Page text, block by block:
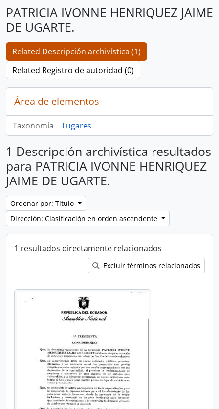
PATRICIA IVONNE HENRIQUEZ JAIME
DE UGARTE.
Related Descripción archivística (1)
Related Registro de autoridad (0)
Área de elementos
Taxonomía Lugares
1 Descripción archivística resultados
para PATRICIA IVONNE HENRIQUEZ
JAIME DE UGARTE.
Ordenar por: Título
Dirección: Clasificación en orden ascendente
1 resultados directamente relacionados
Excluir términos relacionados